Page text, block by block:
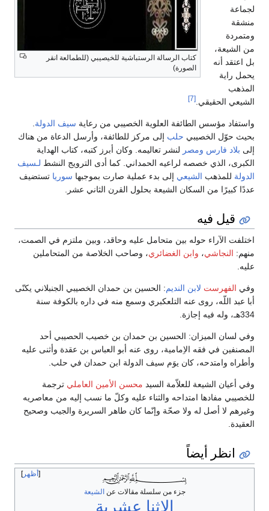
كتاب الرسالة الرستباشية للخيصيبي (للطمالعة انقر
الصورة)
لجماعة
منشقة
ومتمردة
من الشيعة،
بل اعتقد أنه
يحمل راية
المذهب
الشيعي الحقيقي. [7]
واستفاد مؤسس الطائفة العلوية الخصيبي من رعاية سيف الدولة
بحيث حوّل الخصيبي حلب إلى مركز للطائفة، وأرسل الدعاة من هناك
إلى بلاد فارس ومصر لنشر تعاليمه. وكان أبرز كتبه، كتاب الهداية
الكبرى، الذي خصصه لراعيه الحمداني. كما أدى الترويج النشط لـسيف
الدولة للمذهب الشيعي إلى بدء عملية صارت بموجبها سوريا تستضيف
عددًا كبيرًا من السكان الشيعة بحلول القرن الثاني عشر.
قيل فيه
اختلفت الآراء حوله بين متحامل عليه وحاقد، وبين ملتزم في الصمت،
منهم: النجاشي، وابن الغضائري، وصاحب الخلاصة من المتحاملين
عليه.
وفي الفهرست لابن النديم: الحسين بن حمدان الخصيبي الجنبلاني يكنّى
أبا عبد اللّه، روى عنه التلعكبري وسمع منه في داره بالكوفة سنة
334هـ، وله فيه إجازة.
وفي لسان الميزان: الحسين بن حمدان بن خصيب الحصيبي أحد
المصنفين في فقه الاِمامية، روى عنه أبو العباس بن عقدة وأثنى عليه
وأطراه وامتدحه، كان يوَم سيف الدولة ابن حمدان في حلب.
وفي أعيان الشيعة للعلاّمة السيد محسن الأمين العاملي ترجمة
للخصيبي مفادها امتداحه والثناء عليه وكلّ ما نسب إليه من معاصريه
وغيرهم لا أصل له ولا صحّة وإنّما كان طاهر السريرة والجيب وصحيح
العقيدة.
انظر أيضاً
أظهر
جزء من سلسلة مقالات عنالشيعة
الإثنا عشرية